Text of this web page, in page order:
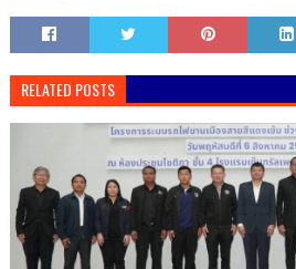
RELATED POSTS